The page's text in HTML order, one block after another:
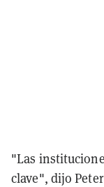
"Las
clave", dijo